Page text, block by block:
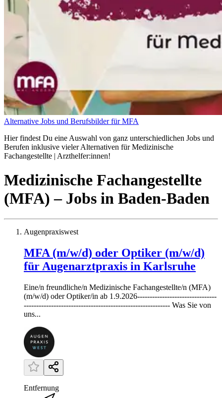
Alternative Jobs und Berufsbilder für MFA
Hier findest Du eine Auswahl von ganz unterschiedlichen Jobs und
Berufen inklusive vieler Alternativen für Medizinische
Fachangestellte | Arzthelfer:innen!
Medizinische Fachangestellte
(MFA) – Jobs in Baden-Baden
Augenpraxiswest
MFA (m/w/d) oder Optiker (m/w/d)
für Augenarztpraxis in Karlsruhe
Eine/n freundliche/n Medizinische Fachangestellte/n (MFA)
(m/w/d) oder Optiker/in ab 1.9.2026--------------------------------
----------------------------------------------------------- Was Sie von
uns...
Entfernung